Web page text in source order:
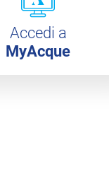
Accedi a
MyAcque